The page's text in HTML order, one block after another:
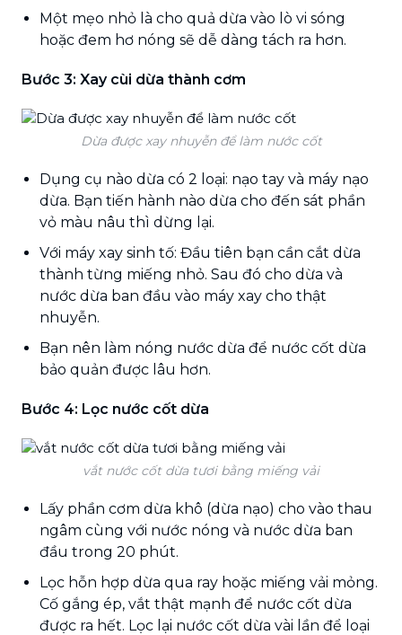
Một mẹo nhỏ là cho quả dừa vào lò vi sóng
hoặc đem hơ nóng sẽ dễ dàng tách ra hơn.
Bước 3: Xay cùi dừa thành cơm
Dừa được xay nhuyễn để làm nước cốt
Dụng cụ nào dừa có 2 loại: nạo tay và máy nạo
dừa. Bạn tiến hành nào dừa cho đến sát phần
vỏ màu nâu thì dừng lại.
Với máy xay sinh tố: Đầu tiên bạn cần cắt dừa
thành từng miếng nhỏ. Sau đó cho dừa và
nước dừa ban đầu vào máy xay cho thật
nhuyễn.
Bạn nên làm nóng nước dừa để nước cốt dừa
bảo quản được lâu hơn.
Bước 4: Lọc nước cốt dừa
vắt nước cốt dừa tươi bằng miếng vải
Lấy phần cơm dừa khô (dừa nạo) cho vào thau
ngâm cùng với nước nóng và nước dừa ban
đầu trong 20 phút.
Lọc hỗn hợp dừa qua ray hoặc miếng vải mỏng.
Cố gắng ép, vắt thật mạnh để nước cốt dừa
được ra hết. Lọc lại nước cốt dừa vài lần để loại